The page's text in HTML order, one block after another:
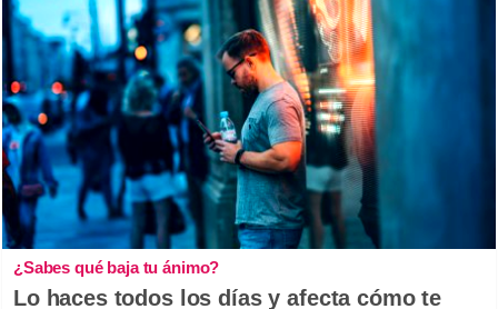
¿Sabes qué baja tu ánimo?
Lo haces todos los días y afecta cómo te